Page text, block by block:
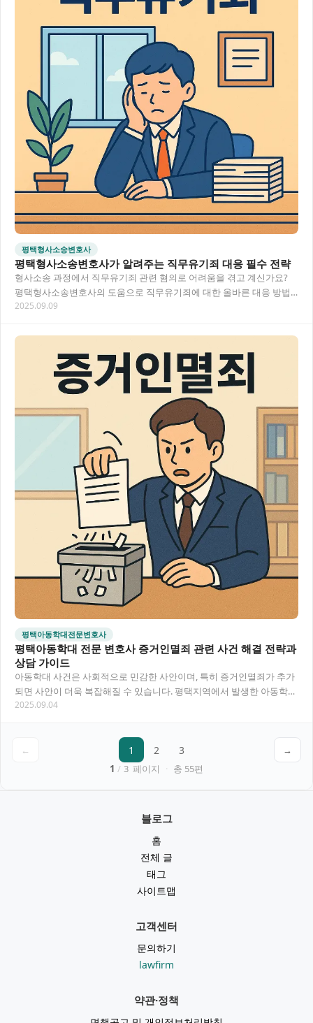
평택형사소송변호사
평택형사소송변호사가 알려주는 직무유기죄 대응 필수 전략
형사소송 과정에서 직무유기죄 관련 혐의로 어려움을 겪고 계신가요?
평택형사소송변호사의 도움으로 직무유기죄에 대한 올바른 대응 방법
과 법률 대응 전략을 알려드립니다. 공무원의 의무와…
2025.09.09
평택아동학대전문변호사
평택아동학대 전문 변호사 증거인멸죄 관련 사건 해결 전략과
상담 가이드
아동학대 사건은 사회적으로 민감한 사안이며, 특히 증거인멸죄가 추가
되면 사안이 더욱 복잡해질 수 있습니다. 평택지역에서 발생한 아동학대
사건과 관련하여 증거인멸 문제까지 겹친 경우…
2025.09.04
← 1 2 3
→
1 / 3 페이지 · 총 55편
블로그
홈
전체 글
태그
사이트맵
고객센터
문의하기
lawfirm
약관·정책